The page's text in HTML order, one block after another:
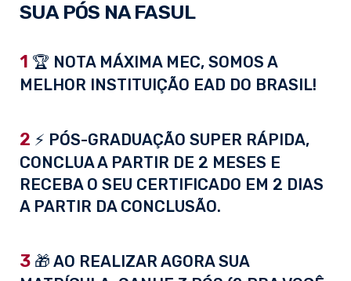
SUA PÓS NA FASUL
1 🏆 NOTA MÁXIMA MEC, SOMOS A
MELHOR INSTITUIÇÃO EAD DO BRASIL!
2 ⚡ PÓS-GRADUAÇÃO SUPER RÁPIDA,
CONCLUA A PARTIR DE 2 MESES E
RECEBA O SEU CERTIFICADO EM 2 DIAS
A PARTIR DA CONCLUSÃO.
3 🎁 AO REALIZAR AGORA SUA